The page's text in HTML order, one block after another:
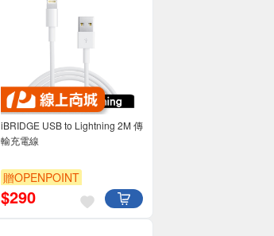
iBRIDGE USB to Lightning 2M 傳
輸充電線
贈OPENPOINT
$290